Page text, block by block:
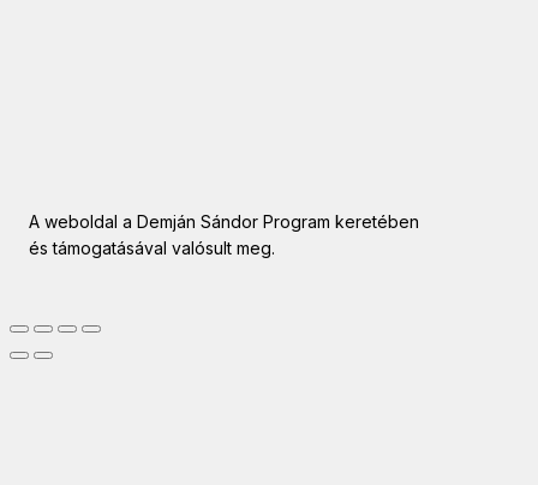
A weboldal a Demján Sándor Program keretében
és támogatásával valósult meg.